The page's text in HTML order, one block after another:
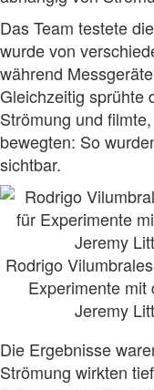
Das Team testete
wurde von
während
Gleichzeitig sprühte
Strömung und
bewegten: So
sichtbar.
Rodrigo
Experimente
Jeremy
Die Ergebnisse
Strömung wirkten